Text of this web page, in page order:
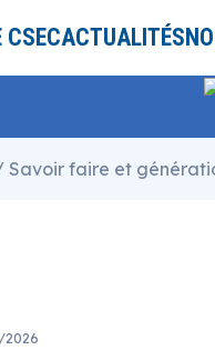
CSECACTUALITÉS
Savoir faire et